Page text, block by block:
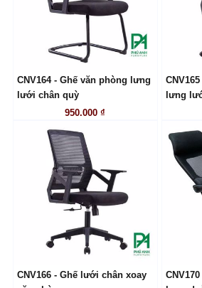
LIÊN HỆ
CNV164 - Ghế văn phòng lưng
lưới chân quỳ
950.000 ₫
lưng
CNV166 - Ghế lưới chân xoay